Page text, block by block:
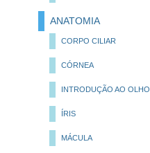
ANATOMIA
CORPO CILIAR
CÓRNEA
INTRODUÇÃO AO OLHO
ÍRIS
MÁCULA